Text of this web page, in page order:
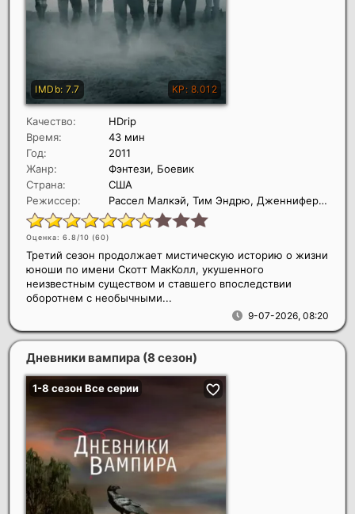
Качество:
HDrip
Время:
43 мин
Год:
2011
Жанр:
Фэнтези, Боевик
Страна:
США
Режиссер:
Рассел Малкэй, Тим Эндрю, Дженнифер Линч
Оценка: 6.8/10 (60)
9-07-2026, 08:20
Третий сезон продолжает мистическую историю о жизни
юноши по имени Скотт МакКолл, укушенного
неизвестным существом и ставшего впоследствии
оборотнем с необычными...
Дневники вампира (8 сезон)